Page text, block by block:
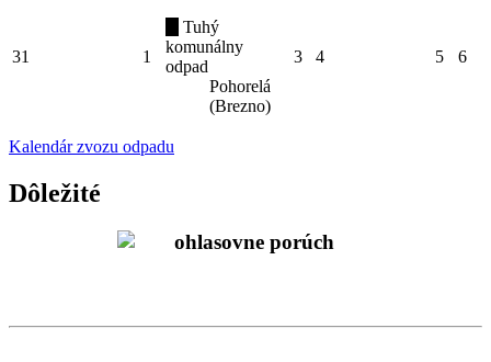
31 1
Tuhý
komunálny
odpad
Pohorelá
(Brezno)
3 4 5 6
Kalendár zvozu odpadu
Dôležité